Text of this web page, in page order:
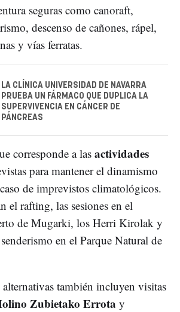
seguras como canoraft,
descenso de cañones, rápel,
y vías ferratas.
LA CLÍNICA UNIVERSIDAD DE NAVARRA
PRUEBA UN FÁRMACO QUE DUPLICA LA
SUPERVIVENCIA EN CÁNCER DE
PÁNCREAS
corresponde a las actividades
para mantener el dinamismo
de imprevistos climatológicos.
el rafting, las sesiones en el
de Mugarki, los Herri Kirolak y
en el Parque Natural de
alternativas también incluyen visitas
Zubietako Errota y